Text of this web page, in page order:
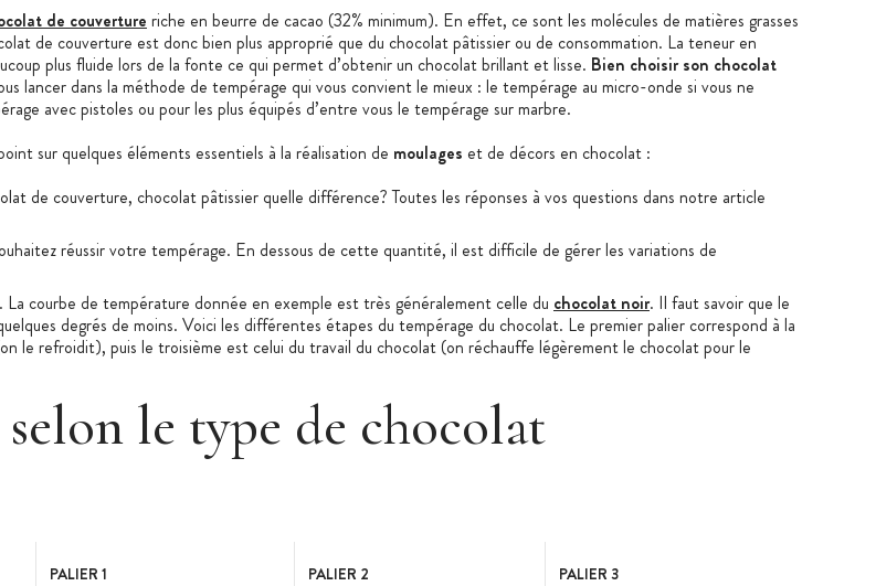
de couverture riche en beurre de cacao (32% minimum). En effet, ce sont les molécules de matières grasses
de couverture est donc bien plus approprié que du chocolat pâtissier ou de consommation. La teneur en
plus fluide lors de la fonte ce qui permet d’obtenir un chocolat brillant et lisse. Bien choisir son chocolat
lancer dans la méthode de tempérage qui vous convient le mieux : le tempérage au micro-onde si vous ne
avec pistoles ou pour les plus équipés d’entre vous le tempérage sur marbre.
sur quelques éléments essentiels à la réalisation de moulages et de décors en chocolat :
de couverture, chocolat pâtissier quelle différence? Toutes les réponses à vos questions dans notre article
réussir votre tempérage. En dessous de cette quantité, il est difficile de gérer les variations de
courbe de température donnée en exemple est très généralement celle du chocolat noir. Il faut savoir que le
degrés de moins. Voici les différentes étapes du tempérage du chocolat. Le premier palier correspond à la
le refroidit), puis le troisième est celui du travail du chocolat (on réchauffe légèrement le chocolat pour le
le type de chocolat
PALIER 1 PALIER 2 PALIER 3